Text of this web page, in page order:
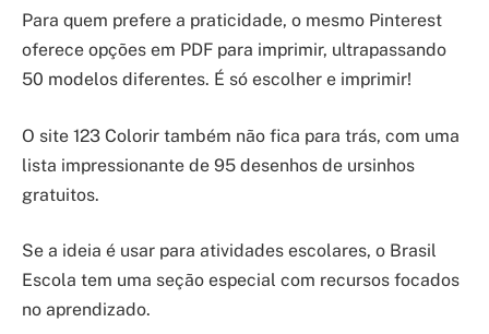
Para quem prefere a praticidade, o mesmo Pinterest
oferece opções em PDF para imprimir, ultrapassando
50 modelos diferentes. É só escolher e imprimir!
O site 123 Colorir também não fica para trás, com uma
lista impressionante de 95 desenhos de ursinhos
gratuitos.
Se a ideia é usar para atividades escolares, o Brasil
Escola tem uma seção especial com recursos focados
no aprendizado.